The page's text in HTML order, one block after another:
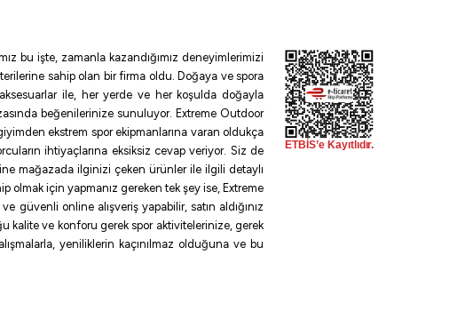
0,20 mm
%30
Yeşil İp Olta Misinası
bu işte, zamanla kazandığımız deneyimlerimizi
sahip olan bir firma oldu. Doğaya ve spora
ile, her yerde ve her koşulda doğayla
beğenilerinize sunuluyor. Extreme Outdoor
ekstrem spor ekipmanlarına varan oldukça
ihtiyaçlarına eksiksiz cevap veriyor. Siz de
mağazada ilginizi çeken ürünler ile ilgili detaylı
olmak için yapmanız gereken tek şey ise, Extreme
güvenli online alışveriş yapabilir, satın aldığınız
kalite ve konforu gerek spor aktivitelerinize, gerek
yeniliklerin kaçınılmaz olduğuna ve bu